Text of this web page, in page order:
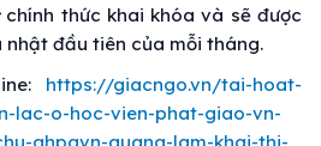
chính thức khai khóa và sẽ được
đầu tiên của mỗi tháng.
https://giacngo.vn/tai-hoat-
lac-o-hoc-vien-phat-giao-vn-